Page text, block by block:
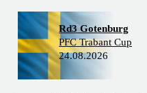
Rd3 Gotenburg
PFC Trabant Cup
24.08.2026